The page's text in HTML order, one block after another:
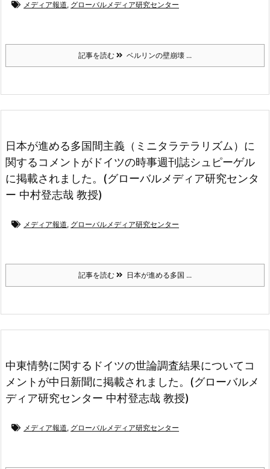
メディア報道, グローバルメディア研究センター
記事を読む ベルリンの壁崩壊 ...
日本が進める多国間主義（ミニタラテラリズム）に
関するコメントがドイツの時事週刊誌シュピーゲル
に掲載されました。(グローバルメディア研究センタ
ー 中村登志哉 教授)
メディア報道, グローバルメディア研究センター
記事を読む 日本が進める多国 ...
中東情勢に関するドイツの世論調査結果についてコ
メントが中日新聞に掲載されました。(グローバルメ
ディア研究センター 中村登志哉 教授)
メディア報道, グローバルメディア研究センター